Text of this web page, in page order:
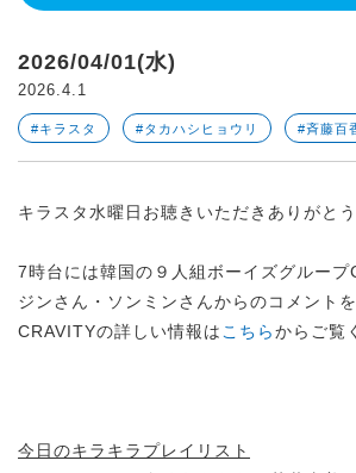
2026/04/01(水)
2026.4.1
#キラスタ #タカハシヒョウリ #斉藤百
キラスタ水曜日お聴きいただきありがと
7時台には韓国の９人組ボーイズグループ
ジンさん・ソンミンさんからのコメント
CRAVITYの詳しい情報は こちらからご覧
今日のキラキラプレイリスト